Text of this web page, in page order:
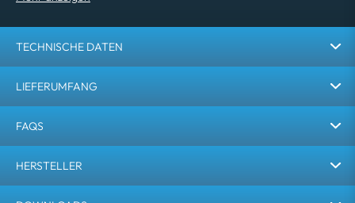
TECHNISCHE DATEN
LIEFERUMFANG
FAQS
HERSTELLER